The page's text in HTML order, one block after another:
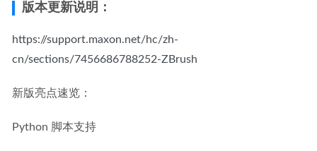
版本更新说明：
https://support.maxon.net/hc/zh-
cn/sections/7456686788252-ZBrush
新版亮点速览：
Python 脚本支持